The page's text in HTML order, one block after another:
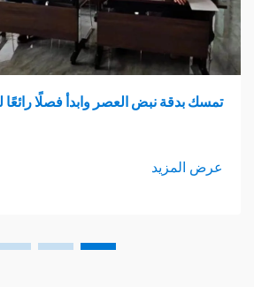
تمسك بدقة نبض العصر وابدأ فصلًا رائعًا
عرض المزيد